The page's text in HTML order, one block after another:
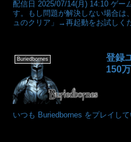
配信日 2025/07/14(月) 14:10 ゲー
す。もし問題が解決しない場合は
ュのクリア」→再起動をお試しく
Buriedbornes
登録
150
いつも Buriedbornes をプレイして